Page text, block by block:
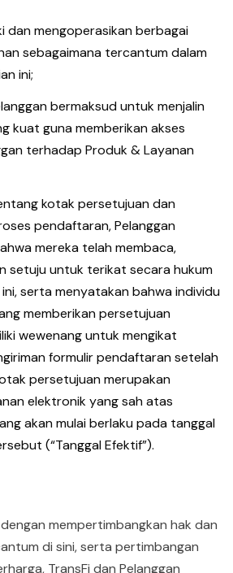
dan mengoperasikan berbagai
sebagaimana tercantum dalam
ini;
bermaksud untuk menjalin
kuat guna memberikan akses
terhadap Produk & Layanan
kotak persetujuan dan
pendaftaran, Pelanggan
mereka telah membaca,
setuju untuk terikat secara hukum
ini, serta menyatakan bahwa individu
memberikan persetujuan
wewenang untuk mengikat
formulir pendaftaran setelah
persetujuan merupakan
elektronik yang sah atas
akan mulai berlaku pada tanggal
(“Tanggal Efektif”).
mempertimbangkan hak dan
di sini, serta pertimbangan
TransFi dan Pelanggan